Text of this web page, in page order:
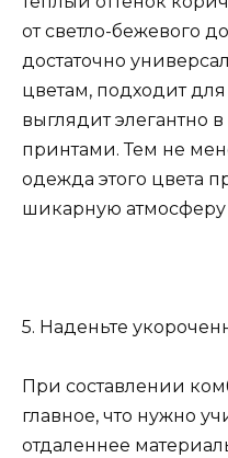
от светло-бежевого
достаточно
цветам, подходит
выглядит элегантно
принтами. Тем не
одежда этого цвета
шикарную атмосферу
5. Наденьте
При составлении
главное, что нужно
отдаленнее